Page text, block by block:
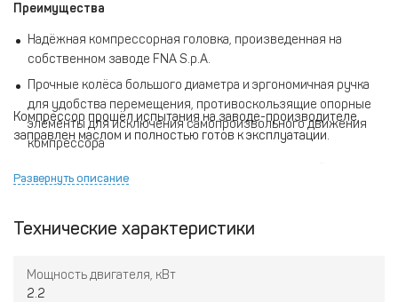
Преимущества
Надёжная компрессорная головка, произведенная на
собственном заводе FNA S.p.A.
Прочные колёса большого диаметра и эргономичная ручка
для удобства перемещения, противоскользящие опорные
элементы для исключения самопроизвольного движения
компрессора
комплектации для удобства эксплуатации
компрессора в автоматическом режиме и установки
Прочный защитный кожух для безопасной эксплуатации
Компрессор прошёл испытания на заводе-производителе,
заправлен маслом и полностью готов к эксплуатации.
Развернуть описание
Технические характеристики
Мощность двигателя, кВт
2.2